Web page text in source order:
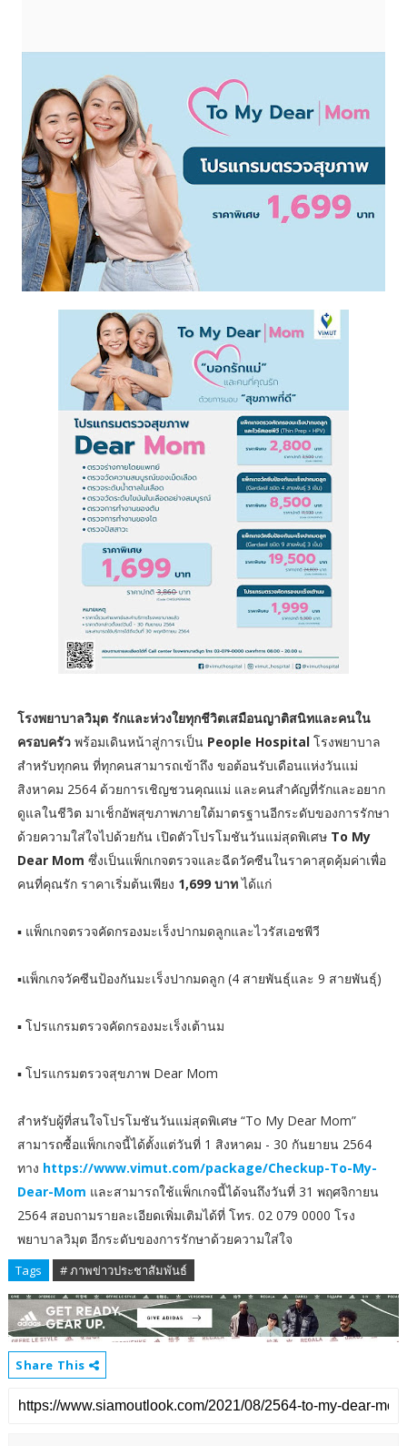
โรงพยาบาลวิมุต รักและห่วงใยทุกชีวิตเสมือนญาติสนิทและคนใน
ครอบครัว พร้อมเดินหน้าสู่การเป็น People Hospital โรงพยาบาล
สำหรับทุกคน ที่ทุกคนสามารถเข้าถึง ขอต้อนรับเดือนแห่งวันแม่
สิงหาคม 2564 ด้วยการเชิญชวนคุณแม่ และคนสำคัญที่รักและอยาก
ดูแลในชีวิต มาเช็กอัพสุขภาพภายใต้มาตรฐานอีกระดับของการรักษา
ด้วยความใส่ใจไปด้วยกัน เปิดตัวโปรโมชันวันแม่สุดพิเศษTo My
Dear Mom ซึ่งเป็นแพ็กเกจตรวจและฉีดวัคซีนในราคาสุดคุ้มค่าเพื่อ
คนที่คุณรัก ราคาเริ่มต้นเพียง 1,699 บาทได้แก่
▪️ แพ็กเกจตรวจคัดกรองมะเร็งปากมดลูกและไวรัสเอชพีวี
▪️แพ็กเกจวัคซีนป้องกันมะเร็งปากมดลูก (4 สายพันธุ์และ 9 สายพันธุ์)
▪️ โปรแกรมตรวจคัดกรองมะเร็งเต้านม
▪️ โปรแกรมตรวจสุขภาพ Dear Mom
สำหรับผู้ที่สนใจโปรโมชันวันแม่สุดพิเศษ “To My Dear Mom”
สามารถซื้อแพ็กเกจนี้ได้ตั้งแต่วันที่ 1 สิงหาคม - 30 กันยายน 2564
ทาง https://www.vimut.com/package/Checkup-To-My-
Dear-Mom และสามารถใช้แพ็กเกจนี้ได้จนถึงวันที่ 31 พฤศจิกายน
2564 สอบถามรายละเอียดเพิ่มเติมได้ที่ โทร. 02 079 0000 โรง
พยาบาลวิมุต อีกระดับของการรักษาด้วยความใส่ใจ
Tags # ภาพข่าวประชาสัมพันธ์
Share This